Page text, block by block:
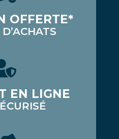
OFFERTE*
EN LIGNE